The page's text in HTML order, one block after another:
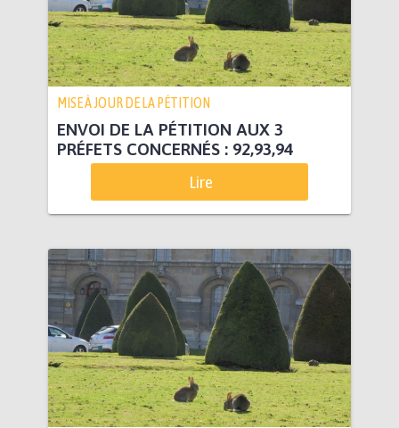
MISE À JOUR DE LA PÉTITION
ENVOI DE LA PÉTITION AUX 3
PRÉFETS CONCERNÉS : 92,93,94
Lire